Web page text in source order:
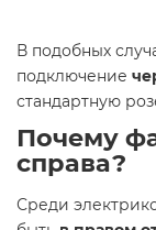
В подобных
подключение
стандартную
Почему
справа?
Среди